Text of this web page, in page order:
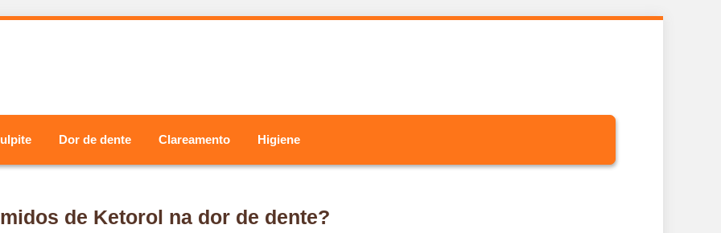
Dor de dente Clareamento Higiene
de Ketorol na dor de dente?